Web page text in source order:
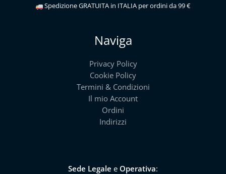
Spedizione GRATUITA in ITALIA per ordini da 99 €
Naviga
Privacy Policy
Cookie Policy
Termini & Condizioni
Il mio Account
Ordini
Indirizzi
Sede Legale e Operativa: